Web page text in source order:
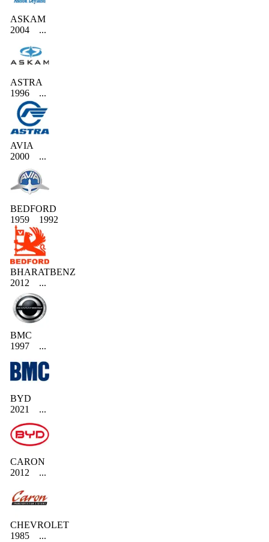
ASKAM
2004
...
ASTRA
1996
...
AVIA
2000
...
BEDFORD
1959
1992
BHARATBENZ
2012
...
BMC
1997
...
BYD
2021
...
CARON
2012
...
CHEVROLET
1985
...